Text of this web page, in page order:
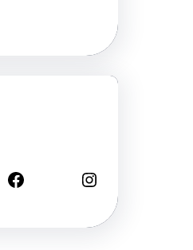
Facebook Instagram